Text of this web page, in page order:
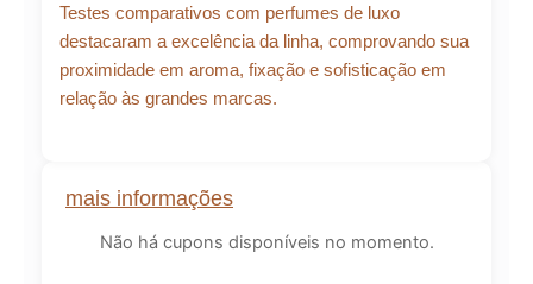
mais informações
Não há cupons disponíveis no momento.
Testes comparativos com perfumes de luxo
destacaram a excelência da linha, comprovando sua
proximidade em aroma, fixação e sofisticação em
relação às grandes marcas.